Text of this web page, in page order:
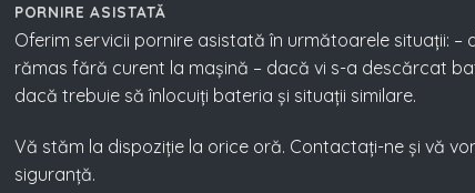
PORNIRE ASISTATĂ
Oferim servicii pornire asistată în următoarele situații: –
rămas fără curent la mașină – dacă vi s-a descărcat
dacă trebuie să înlocuiți bateria și situații similare.
Vă stăm la dispoziție la orice oră. Contactați-ne și vă
siguranță.